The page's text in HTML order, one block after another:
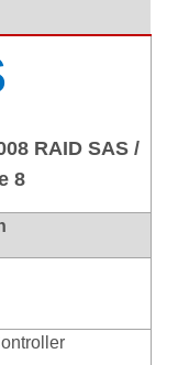
RAID SAS /
8